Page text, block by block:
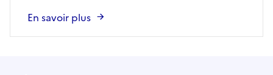
En savoir plus